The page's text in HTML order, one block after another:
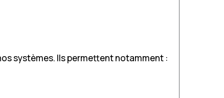
systèmes. Ils permettent notamment :